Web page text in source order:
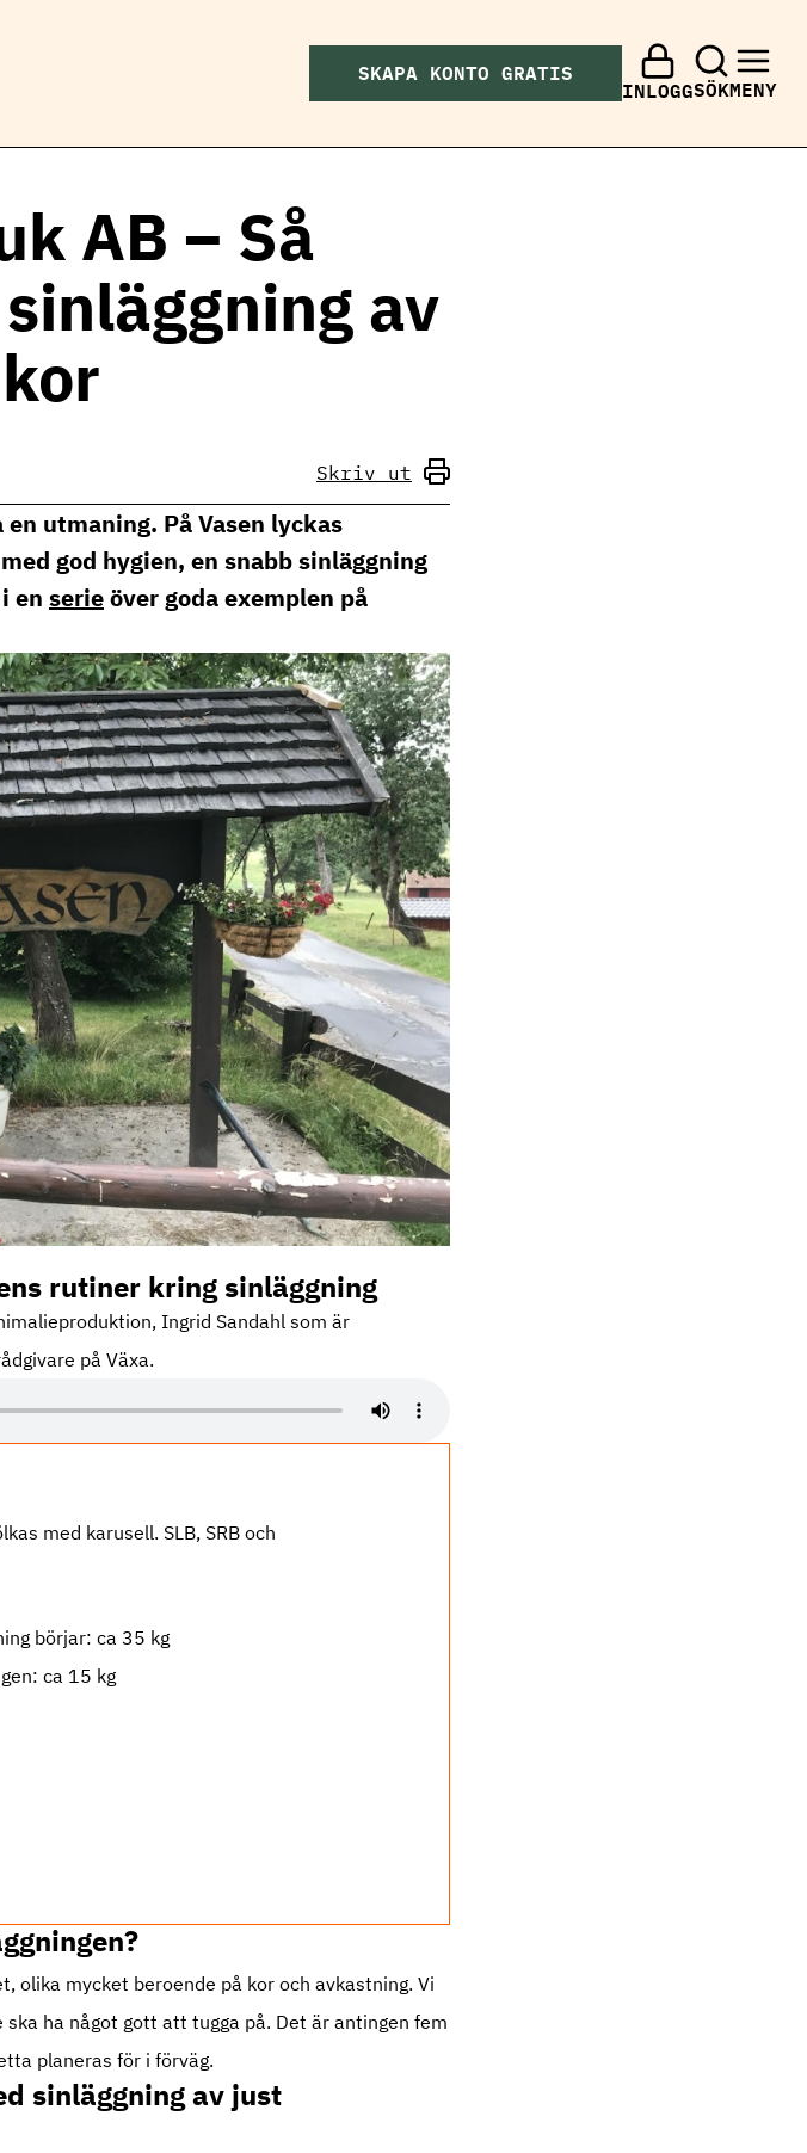
SKAPA KONTO GRATIS
INLOGGSÖKMENY
AB – Så
av
Skriv ut
utmaning. På Vasen lyckas
god hygien, en snabb sinläggning
en serieöver goda exemplen på
rutiner kring sinläggning
Ingrid Sandahl som är
på Växa.
med karusell. SLB, SRB och
börjar: ca 35 kg
ca 15 kg
olika mycket beroende på kor och avkastning. Vi
ha något gott att tugga på. Det är antingen fem
planeras för i förväg.
sinläggning av just